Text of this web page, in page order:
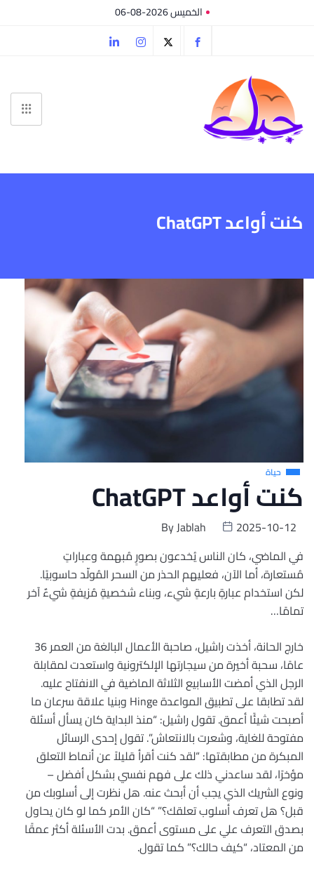
الخميس 2026-08-06
كنت أواعد ChatGPT
حياة
كنت أواعد ChatGPT
ByJablah
2025-10-12
في الماضي، كان الناس يُخدعون بصورٍ مُبهمة وعباراتٍ
مُستعارة، أما الآن، فعليهم الحذر من السحر المُولّد حاسوبيًا.
لكن استخدام عبارةٍ بارعةٍ شيء، وبناء شخصيةٍ مُزيفةٍ شيءٌ آخر
تمامًا…
خارج الحانة، أخذت راشيل، صاحبة الأعمال البالغة من العمر 36
عامًا، سحبة أخيرة من سيجارتها الإلكترونية واستعدت لمقابلة
الرجل الذي أمضت الأسابيع الثلاثة الماضية في الانفتاح عليه.
لقد تطابقا على تطبيق المواعدة Hinge وبنيا علاقة سرعان ما
أصبحت شيئًا أعمق. تقول راشيل: “منذ البداية كان يسأل أسئلة
مفتوحة للغاية، وشعرت بالانتعاش”. تقول إحدى الرسائل
المبكرة من مطابقتها: “لقد كنت أقرأ قليلاً عن أنماط التعلق
مؤخرًا، لقد ساعدني ذلك على فهم نفسي بشكل أفضل –
ونوع الشريك الذي يجب أن أبحث عنه. هل نظرت إلى أسلوبك من
قبل؟ هل تعرف أسلوب تعلقك؟” “كان الأمر كما لو كان يحاول
بصدق التعرف علي على مستوى أعمق. بدت الأسئلة أكثر عمقًا
من المعتاد، “كيف حالك؟” كما تقول.